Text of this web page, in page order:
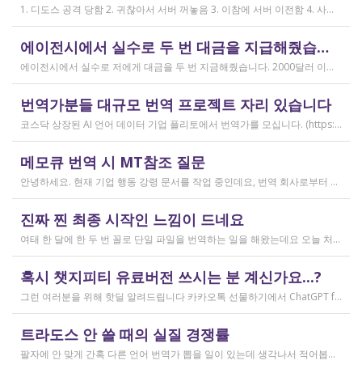
1. 디도스 공격 당함 2. 귀찮아서 서버 꺼놓음 3. 이참에 서버 이전함 4. 사라진 데이터는 없는 것 확인했는데, 일부 DB 설정이 활성화 안됨 5. 고칠 수는 있는데, 저희 집 신생아 협조 필요 6. 신생아가 협조하지 않음 현재 새글 쓰기, 신규 가입, 덧글 달기 등은 막아 두었습니다 언제든 3월 18일 전후 시점으로 롤백될 수 있습니다 디도스 공격은 10평짜리 구녕가게에 사람을 1만명 보내 영업방해를 하는 것과 같은 기법입니다. 왜 디도스 공격을 그렇게까지 열정적으로 하는가? 이것이 심해진 시점이 제가 출산하러 간다고 블라그에 글을 쓴 직후입니다. 적절한 비유인지 모르겠는데 암퇘지도 출산 후에는 도축 안 하지 않나 싶고요 옛날 같으면 이렇게 순하게 살지 않을 것인데, 요새 드는 생각이 좀 있습니다 사람은 노력해 봤자고, 사실 모든 능력치는 정해졌고 발현만 기다리는 것이 전부가 아닐까요 어떤 사람은 노력의 고점이 디도스 공격인 것입니다 그 애미도 한때는 가능성의 김칫국을 사발째 드링킹하며 키웠겠지요 저한테도 이 사이트를 유지할 유인이 있음은 말씀드렸으니 잘 이용해 주시면 그만인 것이고 시간 나시거든 디도스 공격자도 긍휼히 여겨 주시길 바랍니다
작성일
2026.04.15
에이전시에서 실수로 두 번 대금을 지급해줬습니다
에이전시에서 실수로 저에게 대금을 두 번 지금해줬습니다. 2000달러 이상을 두 번 wise로 지급받았습니다;;;; 에이전시에서 wise측으로 중복입금으로 인한 입금 취소 문의를 했는데 불가능하다고 답변을 받았다고 저에게 문의해달라고 하여, 저도 wise에 문의를 했지만, 입금자 정보를 알려준다면 취소 가능한 것 처럼 말하다가 결국 완료된 송금이라 취소가 불가능하다는 답변을 최종 전달받았습니다. 잘 쓰지 않는 계정이라 대금은 그대로 있는데 이 경우 제가 에이전시 계좌로 2000달러를 직접 재송금해도 문제가 없을까요..?? 추후 제 수익으로 잡혀서 세금문제나 기타 다른 사항이 복잡해질 것 같아서 wise에서 취소해주길 간절히 바랬는데ㅜㅜㅜ 이런경험이 있으시다면 어떻게 해결하셨나요ㅠㅠㅠ;;;
작성일
2026.04.04
번역가분들 대규모 번역 프로젝트 자리 있습니다
코스닥 상장된 AI 언어 데이터 기업 플리토에서 번역가를 모십니다. (https://startups.koraia.org/company/297) • 번역할 내용: 일상 대화, 일반 문장 중심의 단문 데이터 (전문지식 불필요) • 참여 프로젝트: 단문 번역(Human Translation) • 모집 언어쌍: 한국어 <> 다국어 • 목적: AI 학습용 데이터셋 구축 • 근무 형태: 재택 근무(학생, 프리랜서 번역가 환영) • 근무방법: Flitto 플랫폼 또는 엑셀 파일을 이용하여 작업 진행 - 파일 1개당 약 9,800단어 (언어쌍별 상이) - 파일 단위로 작업하며 1개만 참여도 가능 (이후 추가 참여 선택 가능) - 파일 1개 번역에 약 3~4일 데드라인 부여 - 파일 1개 번역 시 약 180,000원 ~ 386,000원 수준 (언어쌍별 상이) - 정산은 월 1회 지급 (플리토 정산 기준) - 프로젝트 기간: 약 1~3개월 (자율 참여) ★작업 단가: 한국어 → 스페인어: 9,800단어, 38.4원/단어, 파일 1개 완료 시 약 376,800원 스페인어 → 한국어: 9,800단어, 33.8원/단어, 파일 1개 완료 시 약 331,000원 한국어 → 러시아어: 9,800단어, 26.1원/단어, 파일 1개 완료 시 약 255,000원 한국어 → 중국어(간체): 9,800단어, 23.0원/단어, 파일 1개 완료 시 약 225,000원 중국어(간체) → 한국어: 16,800글자, 18.4원/글자, 파일 1개 완료 시 약 309,000원 한국어 → 중국어(번체): 9,800단어, 26.1원/단어, 파일 1개 완료 시 약 255,000원 중국어(번체) → 한국어: 16,800글자, 23.0원/글자, 파일 1개 완료 시 약 386,000원 한국어 → 베트남어: 9,800단어, 18.4원/단어, 파일 1개 완료 시 약 180,000원 베트남어 → 한국어: 9,800단어, 23.0원/단어, 파일 1개 완료 시 약 225,000원 *실제 업무시 수령 금액은 단가 및 작업량에 따라 위 금액과 차이가 있을 수 있습니다. *플리토 플랫폼(작업 툴) 작업 시 상응하는 포인트로 단가가 지급됩니다. 다음 링크로 신청 부탁드립니다: https://form.jotform.com/253371208518456?source_channel=albamon
메모큐 번역 시 MT참조 질문
안녕하세요. 현재 기업 행동 강령 문서를 작업 중인데요, 번역 회사로부터 메모큐 서버에서 메모큐 파일을 받았습니다. 번역회사에서 아이디와 비밀번호를 받아서 작업을 하는데 데스크탑 메모큐가 무료 버전이어서인지 이것저것 만져보다 보니(TM(만들어서 처음 해보는 문서 얼라인 시도), 라이브독스, 텀베이스등 눌러보는 행위) 밑의 사진과 같이 번역메모리 연결도 안된다고 하고 분명 어떤 파일에도 체크가 안 되어있는데 하나의 파일로만 연결 가능하다고 해서... 데스크탑 메모큐에서는 번역이 어렵다고 판단하여 그대로 이중언어 파일을 익스포트 해서 트라도스로 번역했습니다. (얼라인먼트 기능 사용해 2023년의 공식 한글 번역을 레퍼런스로 번역) 그랬더니 (메모큐에선 단순했던 코드가 트라도스에 복잡하게 나타나더라고요 아무튼 이것들을 해결하고 QA도 돌리고 나서...) 이중언어 파일을 메모큐에서 받으려다 보니 또 Free mode issue로 지원하지 않는 기능이라고 하더라고요. 그래서... 웹 메모큐를 사용해 태초부터 번역을 진행 중인데, 자동 번역으로 MT가 뜨는 걸 딸깍딸깍하고 확정 중이었는데 뭔가 이래도 되나 하는 생각이 들어서 질문하러 왔습니다. (이렇게 뜨는 걸 딸깍 확정 딸깍 확정 반복...) 클라이언트가 가이드라인을 주진 않았고 처음 파일을 줄 때 그 회사의 텀베이스가 연결된 파일을 줘서 그거 기반으로 한글 뜻이 맞으면 맞는 가이드라인이겠거니 하고 있는데 문장 부호나 말투나 뭔가 좀 기계번역의 날것을 적용하고 있다는 생각이 들어서... 이럴 땐 어떻게 해야하는지 여쭤보고 싶어요. 제가 트라도스로 번역한 세그먼트를 메모큐 타겟 세그먼트에 복붙하면 오류가 나는데 그냥 코드를 빼고 제가 트라도스에서 번역한걸 메모큐로 손수 옮겨야 할까요..!! 오늘 새벽 내내 기술 배우라는게 다른게 아니라 이걸 잘 알아두라는 말이었구나 하면서 깨달음을 얻었습니다...
진짜 찐 최종 시작인 느낌이 드네요
여태 한 달에 한 두 번 꼴로 단일 파일을 번역하는 일을 해왔는데요 오늘 처음으로 모 회사에서 트라도스 패키지 파일로 전달하는 일을!!! 주셔서 열어봤습니다. ...너무 떨리네요 원래 타겟 세그먼트에 아무것도 없었는데, NMT나 100프로 매치로 채워져있고 그래요 맨 처음 일을 받고 돈을 받았을 때가 커리어의 시작이라고 생각했는데 몇 달 동안 그런 식으로 많으면 두 세개 정도의 일을 받다가 오늘 나름 볼륨 있는 업무를 맡게 되니까 뭔가 커리어의 [진짜_찐_시작_최종] 같고 긴장되네요 잘 해내고 싶어서 떨리고,,,,,, 잘 할 수 있을까 싶고 크아악 다들 2월에 일 잘 해내고 계신가요 여태껏 검색 기능을 사용해 눈팅만 해왔는데 산번혁 회원님들의 번역가 라이프는 어떻게 굴러가고 있는지 궁금하네요 호호호
2026.02.20
혹시 챗지피티 유료버전 쓰시는 분 계신가요...?
그런 여러분을 위해 핫딜 알려드립니다 카카오톡 선물하기에서 ChatGPT for Kakao 쳐서 들어가 보시면 한달에 200달러짜리 프로 버전을 2만9천원에 팔고 있습니다. 이벤트 성이라서 계속 판매는 안 할 것 같고 5개 구매 제한도 있긴 하지만, 어차피 3만원씩 내고 플러스 버전 쓰시고 계시다면 같은 가격에 프로 써보는 것도 나쁘지 않을 것 같아요 ㅎㅎ 저도 혹시 사기 아닌가 긴가민가했는데 진짜 프로 버전 맞더라고요.
트라도스 안 쓸 때의 실질 경쟁률
팔자에 안 맞게 간혹 다른 언어 번역가 뽑을 일이 있는데 생각나서 적어봅니다 트라도스/메모큐를 사야 하냐? 라는 질문은 설득의 대상이 아니라고 생각해서 그냥 두는 편인데요 질문 전 적극적으로 정보를 찾아보는 상태에서는 의미가 있을 것입니다 뽑히는 입장에선 잘 모르는데, 뽑는 입장에서는 트라도스/메모큐 안 쓰는 사람은 걸러버리면 정말 편합니다 주어진 업무를 못 한다는 뜻이거든요 1) 용어 1천개가 든 용어집이 있음 2) 기존에 쓰던 번역 메모리가 있음 상당히 흔한 상황인데, 트라도스/메모큐를 안 쓰고 외워서 작업이 가능한 사람은 산업스파이 쪽으로 가셔야지 여기 있으면 안 됨 저 스크린샷에도 제가 답변한 사람은 얼마 안 되는데요 챗지피티로 '트라도스 사용자/기타 요건(단가 등)' 맞는 사람만 필터로 건져서 답변하는 겁니다 아마 트라도스 안 써도 되는 운전면허증 번역같은 업무도 있을 텐데, 그런 것은 단발성이고 업데이트가 없으며 없는 자들끼리 경쟁해서 경쟁률이 아주 높을 겁니다.